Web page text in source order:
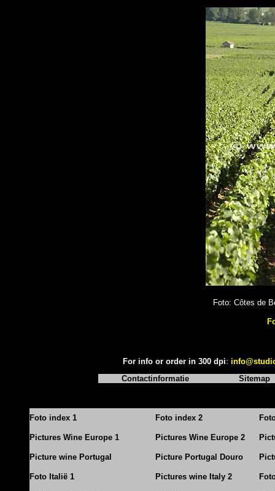
Foto: Côtes de
For info or order in 300 dpi:
Contactinformatie
Sitemap
Foto index 1 Foto index 2
Pictures Wine Europe 1 Pictures Wine Europe 2
Picture wine Portugal Picture Portugal Douro
Foto Italië 1 Pictures wine Italy 2